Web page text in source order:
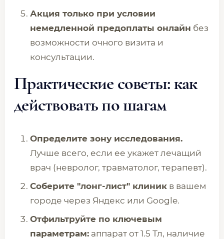
Акция только при условии
немедленной предоплаты онлайн без
возможности очного визита и
консультации.
Практические советы: как
действовать по шагам
Определите зону исследования.
Лучше всего, если ее укажет лечащий
врач (невролог, травматолог, терапевт).
Соберите "лонг-лист" клиник в вашем
городе через Яндекс или Google.
Отфильтруйте по ключевым
параметрам: аппарат от 1.5 Тл, наличие